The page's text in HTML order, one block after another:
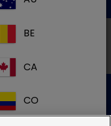
BE
CA
CO